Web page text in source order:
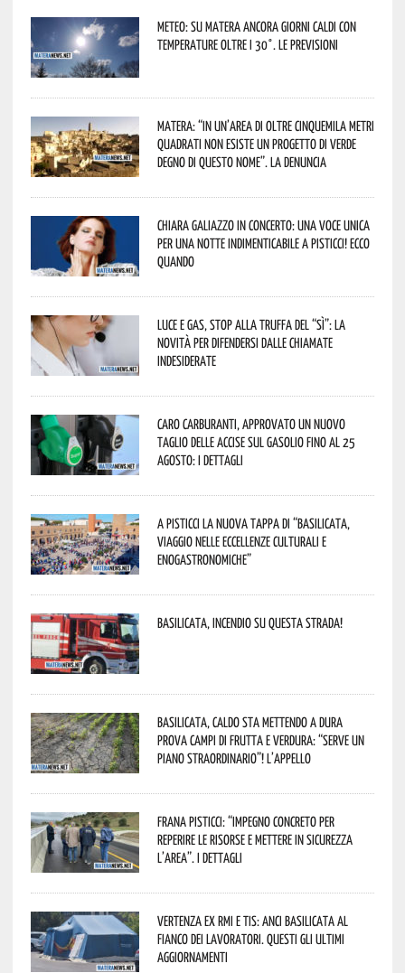
Meteo: su Matera ancora giorni caldi con
temperature oltre i 30°. Le previsioni
Matera: “In un’area di oltre cinquemila metri
quadrati non esiste un progetto di verde
degno di questo nome”. La denuncia
Chiara Galiazzo in concerto: una voce unica
per una notte indimenticabile a Pisticci! Ecco
quando
Luce e gas, stop alla truffa del “Sì”: la
novità per difendersi dalle chiamate
indesiderate
Caro carburanti, approvato un nuovo
taglio delle accise sul gasolio fino al 25
agosto: i dettagli
A Pisticci la nuova tappa di “Basilicata,
viaggio nelle eccellenze culturali e
enogastronomiche”
Basilicata, incendio su questa strada!
Basilicata, caldo sta mettendo a dura
prova campi di frutta e verdura: “Serve un
piano straordinario”! L’appello
Frana Pisticci: “Impegno concreto per
reperire le risorse e mettere in sicurezza
l’area”. I dettagli
Vertenza ex RMI e TIS: ANCI Basilicata al
fianco dei lavoratori. Questi gli ultimi
aggiornamenti